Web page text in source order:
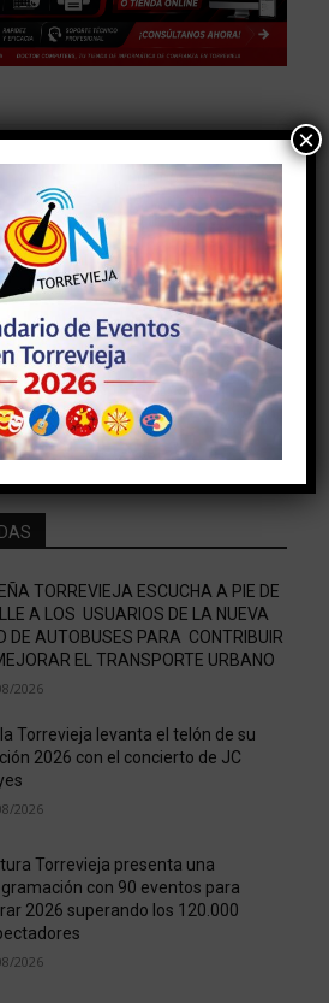
Twitter Pinterest
Artículo siguiente
EL COMITE DE EMPRESA
DEL HOSPITAL DE
TORREVIEJA SE
MANIFIESTA
TORREVIEJA ESCUCHA A PIE DE
A LOS USUARIOS DE LA NUEVA
DE AUTOBUSES PARA CONTRIBUIR
EL TRANSPORTE URBANO
2026
Torrevieja levanta el telón de su
2026 con el concierto de JC
2026
Torrevieja presenta una
con 90 eventos para
2026 superando los 120.000
2026
×